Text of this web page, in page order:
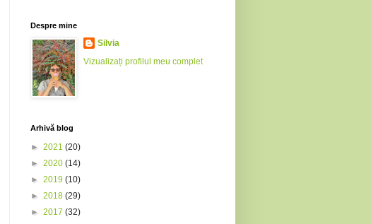
Despre mine
Silvia
Vizualizați profilul meu complet
Arhivă blog
► 2021 (20)
► 2020 (14)
► 2019 (10)
► 2018 (29)
► 2017 (32)